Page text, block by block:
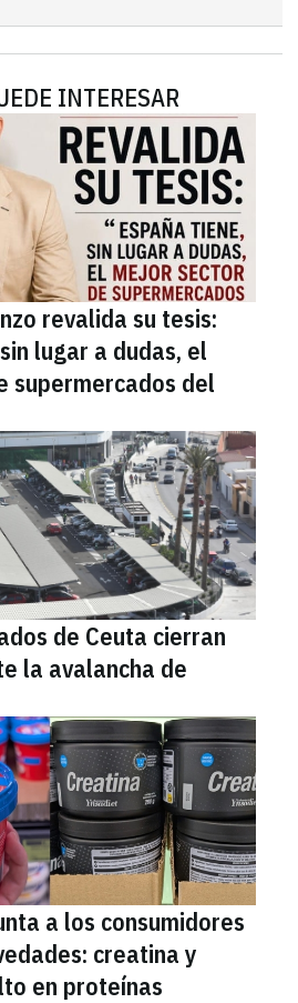
INTERESAR
revalida su tesis:
lugar a dudas, el
supermercados del
de Ceuta cierran
la avalancha de
a los consumidores
creatina y
en proteínas